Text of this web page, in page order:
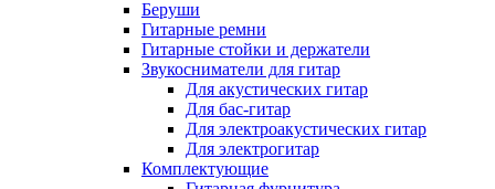
Беруши
Гитарные ремни
Гитарные стойки и держатели
Звукосниматели для гитар
Для акустических гитар
Для бас-гитар
Для электроакустических гитар
Для электрогитар
Комплектующие